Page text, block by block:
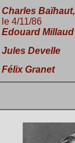
Charles Baïhaut,
le 4/11/86
Edouard Millaud
Jules Develle
Félix Granet